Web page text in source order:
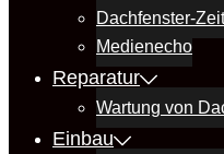
Dachfenster-
Medienecho
Reparatur
Wartung von
Einbau